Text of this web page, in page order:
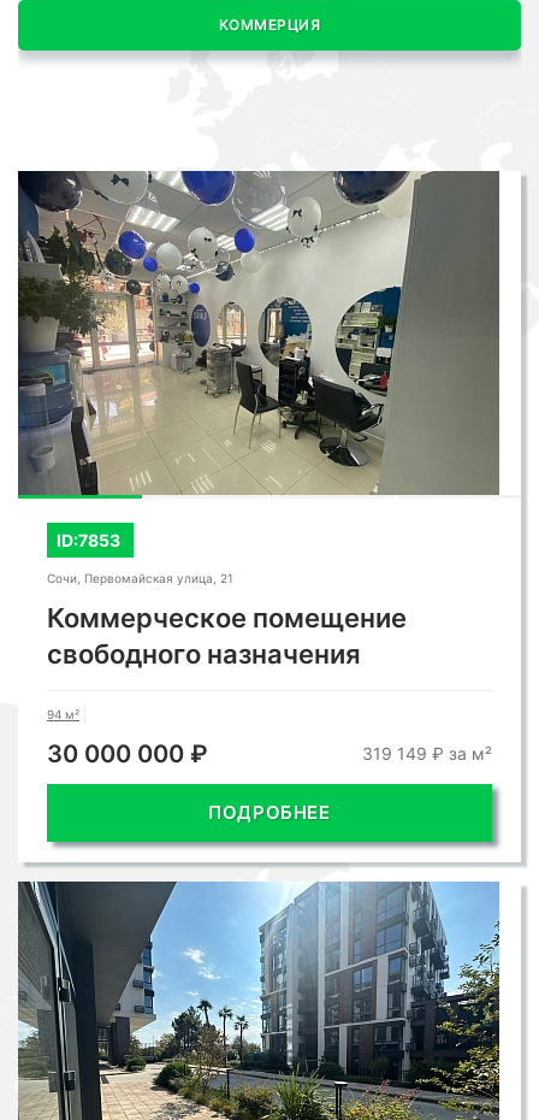
КОММЕРЦИЯ
ID:7853
Сочи, Первомайская улица, 21
Коммерческое помещение
свободного назначения
94 м²
30 000 000 ₽ 319 149 ₽ за м²
ПОДРОБНЕЕ